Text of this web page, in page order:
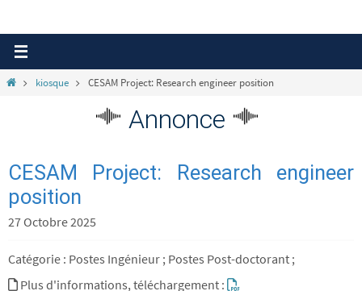
Homekiosque CESAM Project: Research engineer position
Annonce
CESAM Project: Research engineer
position
27 Octobre 2025
Catégorie : Postes Ingénieur ; Postes Post-doctorant ;
Plus d'informations, téléchargement :